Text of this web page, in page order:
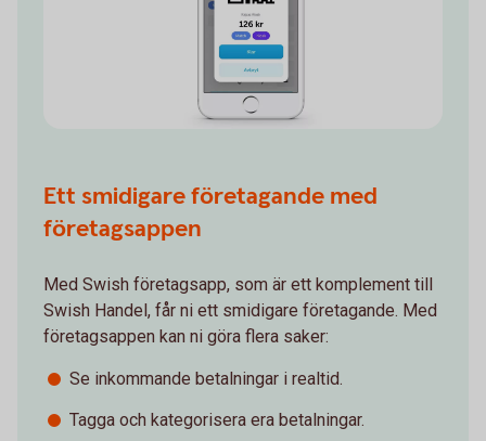
Ett smidigare företagande med
företagsappen
Med Swish företagsapp, som är ett komplement till
Swish Handel, får ni ett smidigare företagande. Med
företagsappen kan ni göra flera saker:
Se inkommande betalningar i realtid.
Tagga och kategorisera era betalningar.